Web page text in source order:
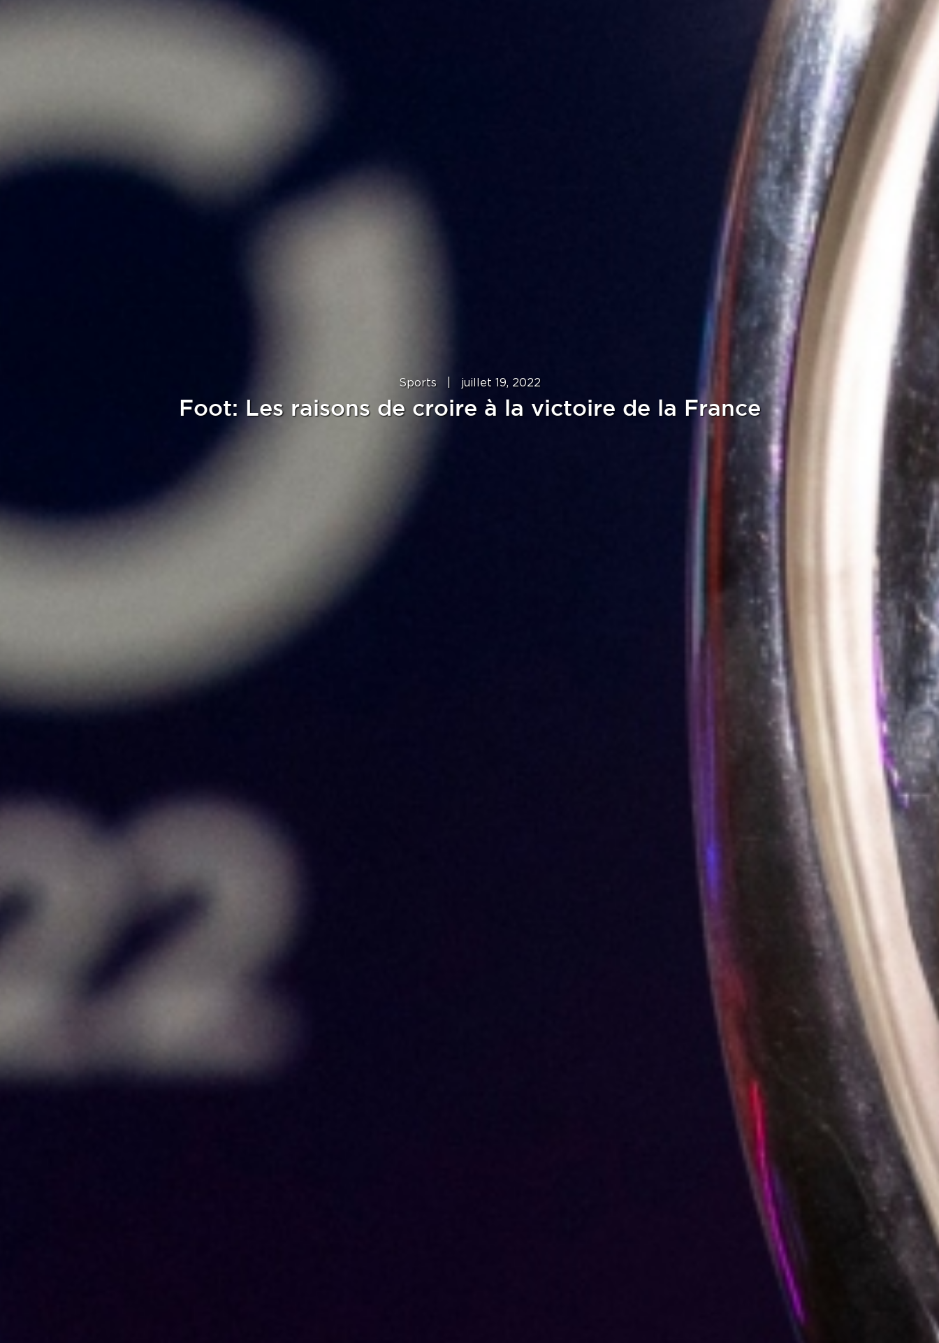
Sports juillet 19, 2022
Foot: Les raisons de croire à la victoire de la France